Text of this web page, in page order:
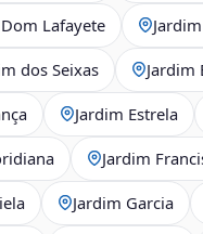
Lafayete
dos Seixas Jardim
Jardim Estrela
Jardim
Jardim Garcia